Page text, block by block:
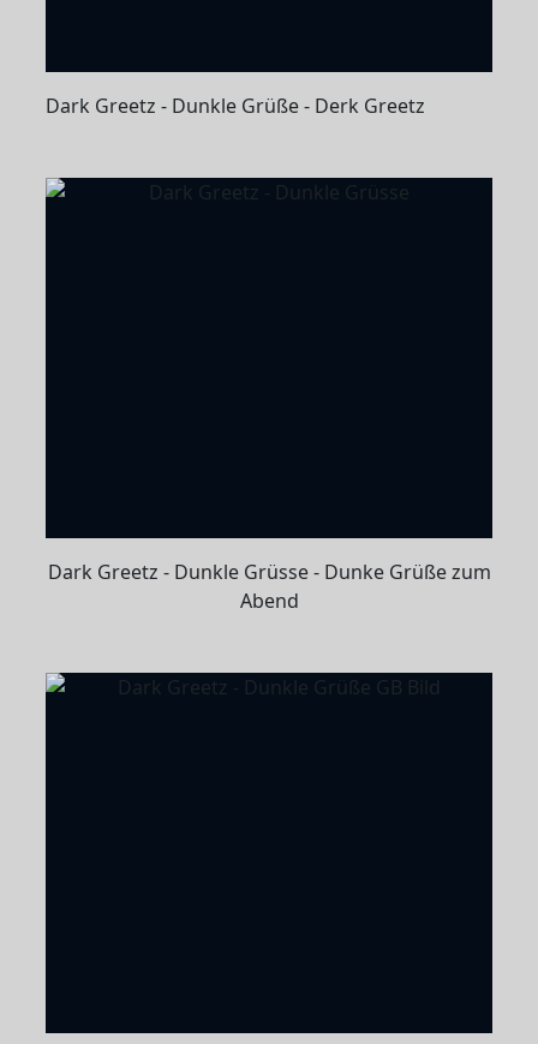
Dark Greetz - Dunkle Grüße - Derk Greetz
Dark Greetz - Dunkle Grüsse - Dunke Grüße zum
Abend